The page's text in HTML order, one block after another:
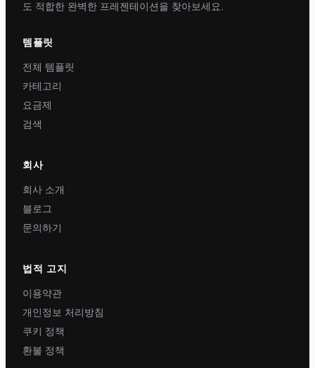
도 적합한 완벽한 프레젠테이션을 찾아보세요.
템플릿
전체 템플릿
카테고리
요금제
검색
회사
회사 소개
블로그
문의하기
법적 고지
이용약관
개인정보 처리방침
쿠키 정책
환불 정책